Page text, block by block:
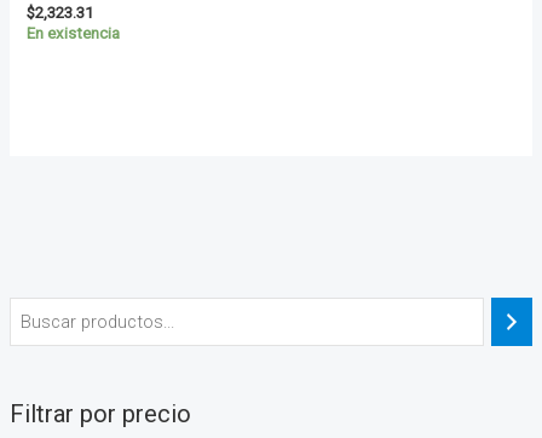
Filtrar por precio
$2,323.31
En existencia